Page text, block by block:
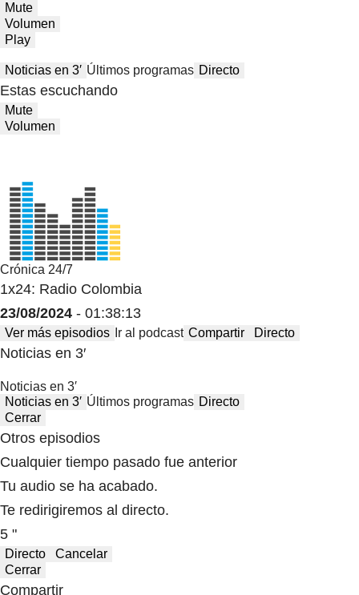
Mute
Volumen
Play
Noticias en 3′ Últimos programas Directo
Estas escuchando
Mute
Volumen
Crónica 24/7
1x24: Radio Colombia
23/08/2024 - 01:38:13
Ver más episodios Ir al podcast Compartir Directo
Noticias en 3′
Noticias en 3′
Noticias en 3′ Últimos programas Directo
Cerrar
Otros episodios
Cualquier tiempo pasado fue anterior
Tu audio se ha acabado.
Te redirigiremos al directo.
5 "
Directo
Cancelar
Cerrar
Compartir